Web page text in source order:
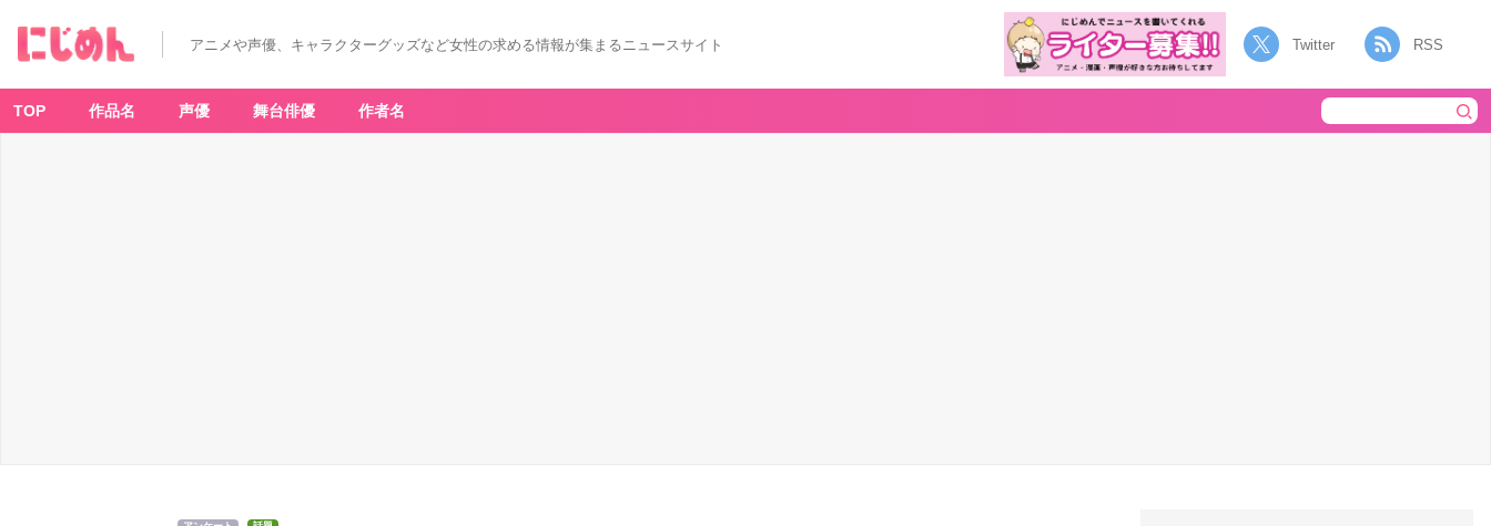
アニメや声優、キャラクターグッズなど女性の求める情報が集まるニュースサイト Twitter RSS
TOP 作品名 声優 舞台俳優 作者名